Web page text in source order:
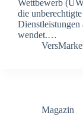
Wettbewerb
die
Dienstleistungen
wendet.…
Magazin